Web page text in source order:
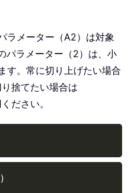
ラメーター（A2）は対象
パラメーター（2）は、小
す。常に切り上げたい場合
捨てたい場合は
ださい。